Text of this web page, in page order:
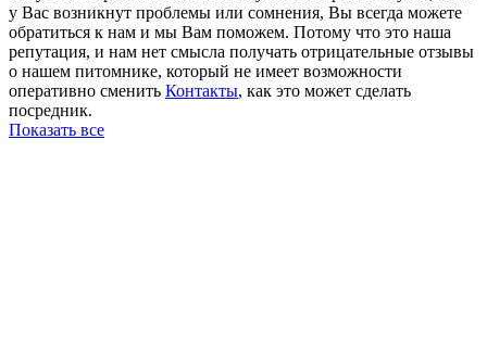
у Вас возникнут проблемы или сомнения, Вы всегда можете
обратиться к нам и мы Вам поможем. Потому что это наша
репутация, и нам нет смысла получать отрицательные отзывы
о нашем питомнике, который не имеет возможности
оперативно сменить Контакты, как это может сделать
посредник.
Показать все